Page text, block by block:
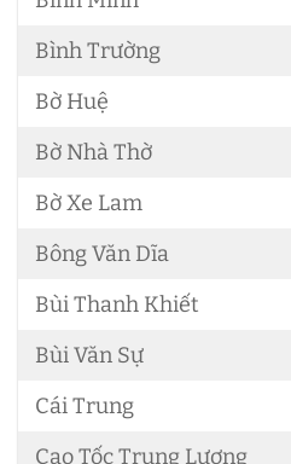
Bình Trường
Bờ Huệ
Bờ Nhà Thờ
Bờ Xe Lam
Bông Văn Dĩa
Bùi Thanh Khiết
Bùi Văn Sự
Cái Trung
Cao Tốc Trung Lương